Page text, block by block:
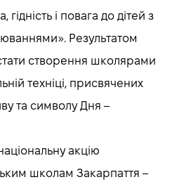
і повага до дітей з
Результатом
створення школярами
техніці, присвячених
та символу Дня –
акцію
школам Закарпаття –